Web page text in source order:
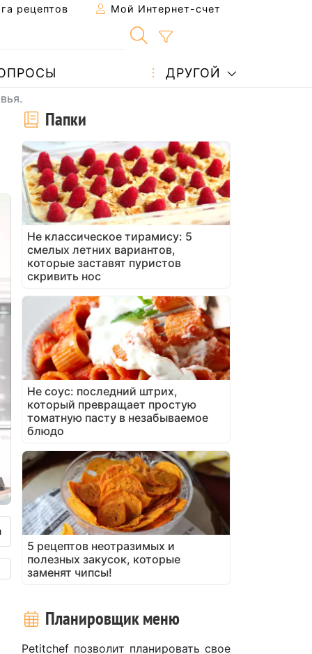
рецептов Мой Интернет-счет
ДРУГОЙ
Папки
Не классическое тирамису: 5
смелых летних вариантов,
которые заставят пуристов
скривить нос
Не соус: последний штрих,
который превращает простую
томатную пасту в незабываемое
блюдо
5 рецептов неотразимых и
полезных закусок, которые
заменят чипсы!
Планировщик меню
Petitchef позволит планировать свое